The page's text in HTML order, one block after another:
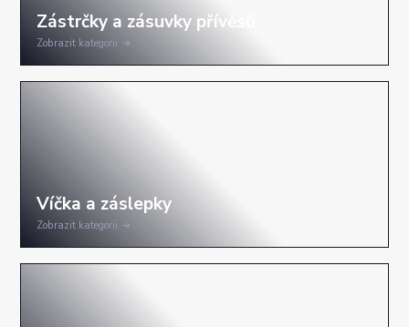
Zobrazit kategorii
Zobrazit kategorii